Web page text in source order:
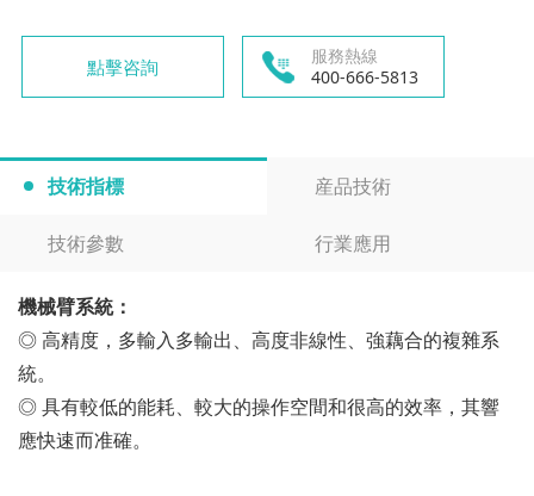
點擊咨詢
服務熱線
400-666-5813
技術指標 産品技術
技術參數 行業應用
機械臂系統：
◎ 高精度，多輸入多輸出、高度非線性、強藕合的複雜系
統。
◎ 具有較低的能耗、較大的操作空間和很高的效率，其響
應快速而准確。